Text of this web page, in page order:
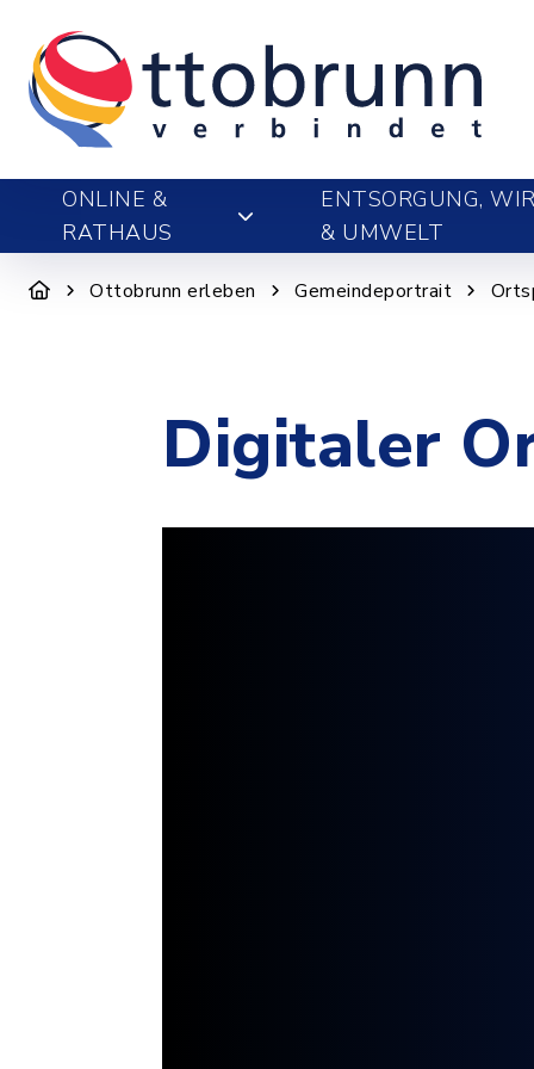
ONLINE &
RATHAUS
ENTSORGUNG,
& UMWELT
Ottobrunn erleben Gemeindeportrait
Digitaler